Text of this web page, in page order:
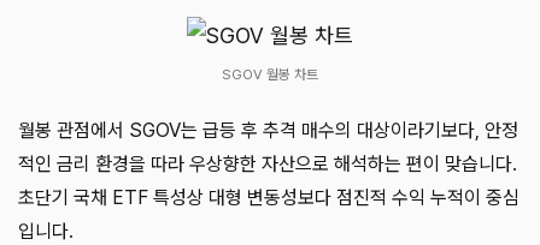
SGOV 월봉 차트
월봉 관점에서 SGOV는 급등 후 추격 매수의 대상이라기보다, 안정
적인 금리 환경을 따라 우상향한 자산으로 해석하는 편이 맞습니다.
초단기 국채 ETF 특성상 대형 변동성보다 점진적 수익 누적이 중심
입니다.